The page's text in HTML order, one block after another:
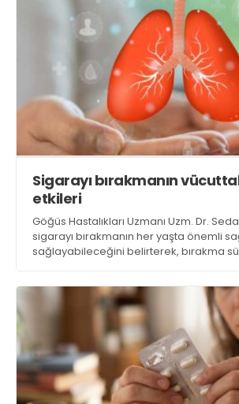
Sigarayı bırakmanın
etkileri
Göğüs Hastalıkları Uzmanı Uzm. Dr.
sigarayı bırakmanın her yaşta önemli
sağlayabileceğini belirterek, bırakma